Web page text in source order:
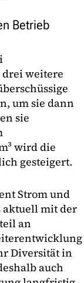
Betrieb
drei weitere
um sie dann
sie
wird die
gesteigert.
Strom und
aktuell mit der
an
Diversität in
auch